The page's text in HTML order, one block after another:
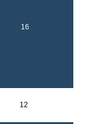
16
12